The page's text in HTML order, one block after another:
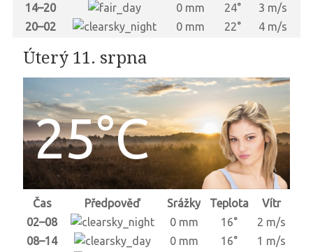
14–20
0 mm 24°
3 m/s
20–02
0 mm 22° 4 m/s
Úterý 11. srpna
25°C
Čas Předpověď Srážky Teplota
Vítr
02–08
0 mm 16°
2 m/s
08–14
0 mm 16°
1 m/s